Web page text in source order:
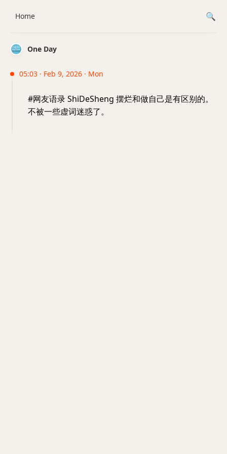
One Day
05:03 · Feb 9, 2026 · Mon
#网友语录 ShiDeSheng 摆烂和做自己是有区别的。
不被一些虚词迷惑了。
Home